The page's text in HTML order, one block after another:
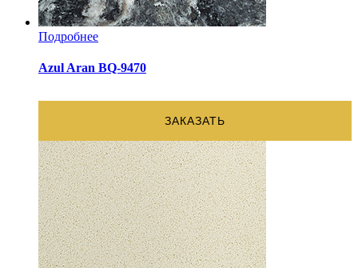
Подробнее
Azul Aran BQ-9470
ЗАКАЗАТЬ